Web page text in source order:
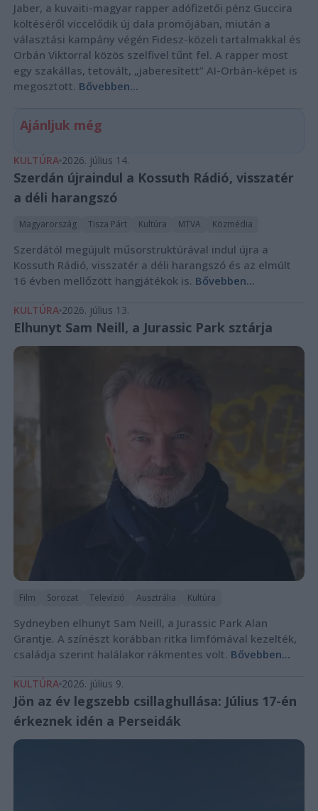
Jaber, a kuvaiti-magyar rapper adófizetői pénz Guccira
költéséről viccelődik új dala promójában, miután a
választási kampány végén Fidesz-közeli tartalmakkal és
Orbán Viktorral közös szelfivel tűnt fel. A rapper most
egy szakállas, tetovált, „jaberesített” AI-Orbán-képet is
megosztott. Bővebben...
Ajánljuk még
KULTÚRA 2026. július 14.
Szerdán újraindul a Kossuth Rádió, visszatér
a déli harangszó
Magyarország Tisza Párt Kultúra MTVA Közmédia
Szerdától megújult műsorstruktúrával indul újra a
Kossuth Rádió, visszatér a déli harangszó és az elmúlt
16 évben mellőzött hangjátékok is. Bővebben...
KULTÚRA 2026. július 13.
Elhunyt Sam Neill, a Jurassic Park sztárja
Film Sorozat Televízió Ausztrália Kultúra
Sydneyben elhunyt Sam Neill, a Jurassic Park Alan
Grantje. A színészt korábban ritka limfómával kezelték,
családja szerint halálakor rákmentes volt. Bővebben...
KULTÚRA 2026. július 9.
Jön az év legszebb csillaghullása: Július 17-én
érkeznek idén a Perseidák